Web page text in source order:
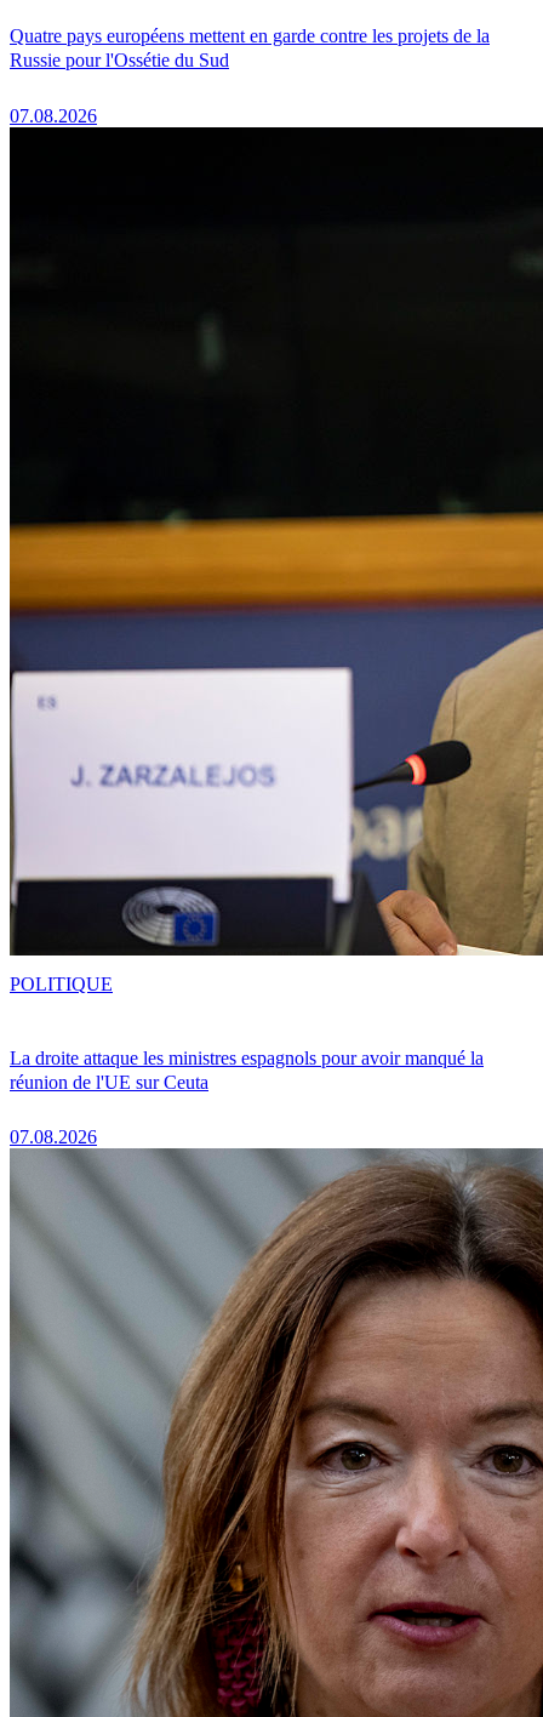
Quatre pays européens mettent en garde contre les projets de la
Russie pour l'Ossétie du Sud
07.08.2026
La droite attaque les ministres espagnols pour avoir manqué la
réunion de l'UE sur Ceuta
07.08.2026
POLITIQUE